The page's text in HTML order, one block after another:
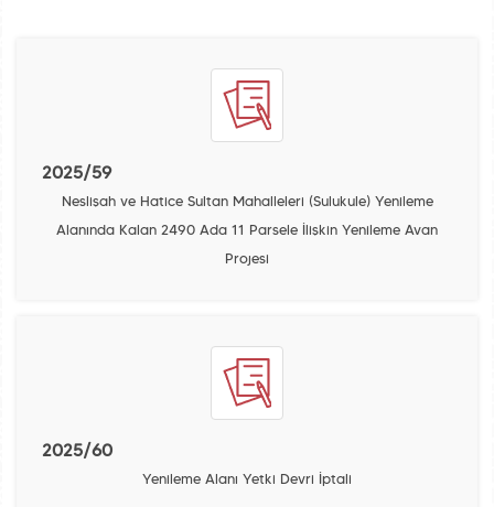
2025/59
Neslişah ve Hatice Sultan Mahalleleri (Sulukule) Yenileme
Alanında Kalan 2490 Ada 11 Parsele İlişkin Yenileme Avan
Projesi
2025/60
Yenileme Alanı Yetki Devri İptali